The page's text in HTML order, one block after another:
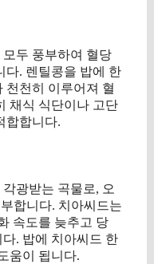
두 풍부하여 혈당
다. 렌틸콩을 밥에 한
천천히 이루어져 혈
채식 식단이나 고단
합합니다.
광받는 곡물로, 오
합니다. 치아씨드는
속도를 늦추고 당
. 밥에 치아씨드 한
움이 됩니다.